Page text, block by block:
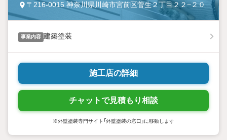
〒216-0015 神奈川県川崎市宮前区菅生２丁目２２−２０
事業内容 建築塗装
施工店の詳細
チャットで見積もり相談
※外壁塗装専門サイト「外壁塗装の窓口」に移動します